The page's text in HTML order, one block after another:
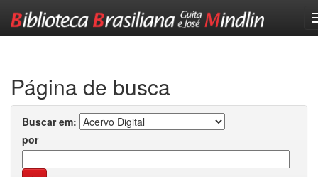
Página de busca
Buscar em:
por